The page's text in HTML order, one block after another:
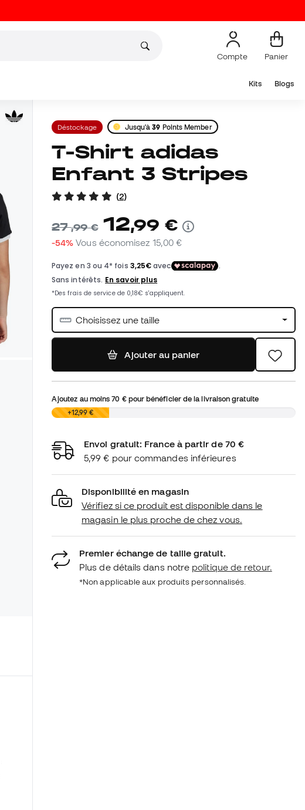
Compte Panier
Kits Blogs
Déstockage Jusqu'à39 Points Member
T-Shirt adidas
Enfant 3 Stripes
(2)
27,99 € 12,99 €
-54% Vous économisez 15,00 €
Choisissez une taille
Ajouter au panier
Ajoutez au moins70 €pour bénéficier de la livraison gratuite
0,00 €+12,99 €
Envoi gratuit: France à partir de 70 €
5,99 € pour commandes inférieures
Disponibilité en magasin
Vérifiez si ce produit est disponible dans le
magasin le plus proche de chez vous.
Premier échange de taille gratuit.
Plus de détails dans notre politique de retour.
*Non applicable aux produits personnalisés.